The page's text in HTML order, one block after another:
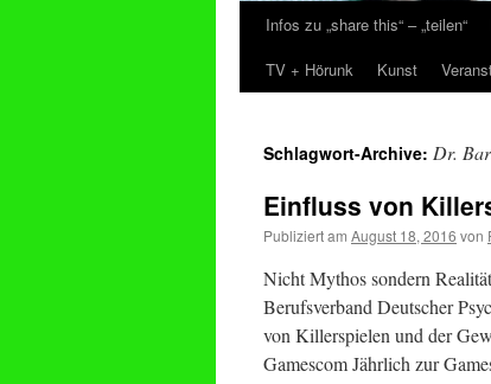
Zum
Inhalt
Infos zu „share this“ – „teilen“
TV + Hörunk
Kunst
Schlagwort-Archive: Dr.
Einfluss von
Publiziert am August 18, 2016 von
Nicht Mythos sondern
Berufsverband Deutscher
von Killerspielen und der
Gamescom Jährlich zur